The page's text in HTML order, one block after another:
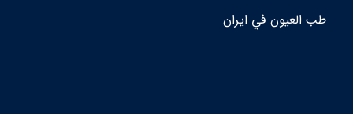
طب العيون في ايران